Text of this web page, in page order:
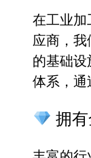
在工业加
应商，我
的基础
体系，通
拥